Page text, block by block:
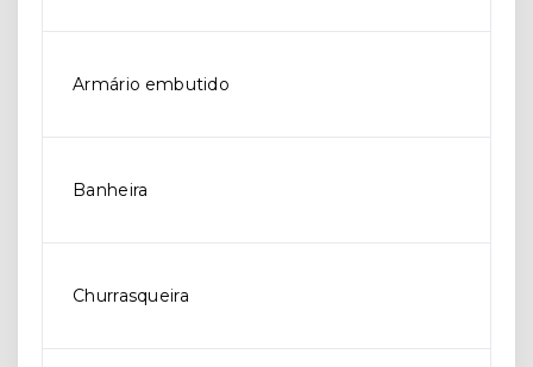
Armário embutido
Banheira
Churrasqueira